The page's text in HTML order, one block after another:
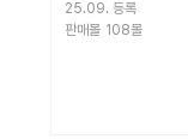
25.09. 등록
판매몰 108몰